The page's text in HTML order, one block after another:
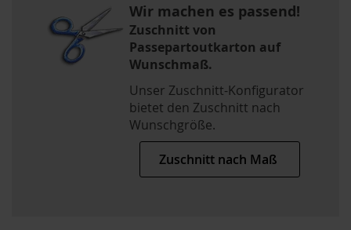
Wir machen es passend!
Zuschnitt von
Passepartoutkarton auf
Wunschmaß.
Unser Zuschnitt-Konfigurator
bietet den Zuschnitt nach
Wunschgröße.
Zuschnitt nach Maß